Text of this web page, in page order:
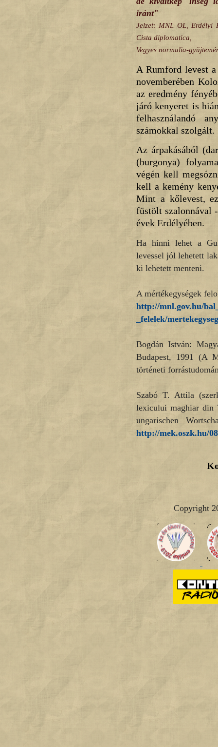
iránt"
Jelzet: MNL OL, Erdélyi
Cista diplomatica,
Vegyes normalia-
A Rumford levest a
novemberében
az eredmény
járó kenyeret is
felhasználandó
számokkal szolgált.
Az árpakásából
(burgonya)
végén kell
kell a kemény
Mint a kőlevest,
füstölt szalonnával
évek Erdélyében.
Ha hinni lehet a
levessel jól lehetett
ki lehetett menteni.
A mértékegységek
http://mnl.gov.hu/
_felelek/
Bogdán István:
Budapest, 1991 (A
történeti
Szabó T. Attila
lexicului maghiar din
ungarischen
http://mek.oszk.hu/
Copyright